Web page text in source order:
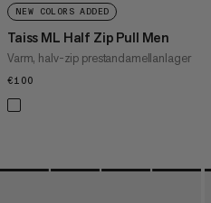
NEW COLORS ADDED
Taiss ML Half Zip Pull Men
Varm, halv-zip prestandamellanlager
€100